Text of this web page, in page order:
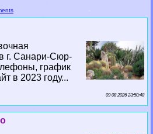
г. Санари-Сюр-
график
в 2023 году...
09 08 2026 23:50:48